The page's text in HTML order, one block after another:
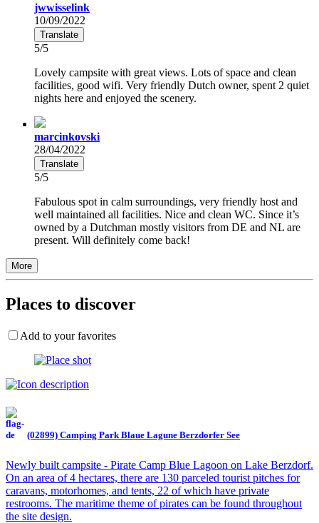
jwwisselink
10/09/2022
Translate
5/5
Lovely campsite with great views. Lots of space and clean
facilities, good wifi. Very friendly Dutch owner, spent 2 quiet
nights here and enjoyed the scenery.
marcinkovski
28/04/2022
Translate
5/5
Fabulous spot in calm surroundings, very friendly host and
well maintained all facilities. Nice and clean WC. Since it’s
owned by a Dutchman mostly visitors from DE and NL are
present. Will definitely come back!
More
Places to discover
Add to your favorites
(02899) Camping Park Blaue Lagune Berzdorfer See
Newly built campsite - Pirate Camp Blue Lagoon on Lake Berzdorf.
On an area of 4 hectares, there are 130 parceled tourist pitches for
caravans, motorhomes, and tents, 22 of which have private
restrooms. The maritime theme of pirates can be found throughout
the site design.